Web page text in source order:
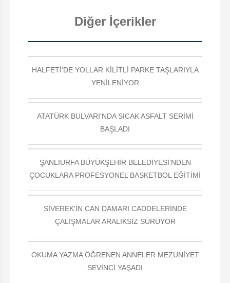
Diğer İçerikler
HALFETİ’DE YOLLAR KİLİTLİ PARKE TAŞLARIYLA
YENİLENİYOR
ATATÜRK BULVARI'NDA SICAK ASFALT SERİMİ
BAŞLADI
ŞANLIURFA BÜYÜKŞEHİR BELEDİYESİ’NDEN
ÇOCUKLARA PROFESYONEL BASKETBOL EĞİTİMİ
SİVEREK'İN CAN DAMARI CADDELERİNDE
ÇALIŞMALAR ARALIKSIZ SÜRÜYOR
OKUMA YAZMA ÖĞRENEN ANNELER MEZUNİYET
SEVİNCİ YAŞADI